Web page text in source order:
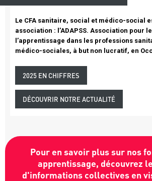
Le CFA sanitaire, social et médico-social
association : l’ADAPSS. Association pour
l’apprentissage dans les professions
médico-sociales, à but non lucratif, en
2025 EN CHIFFRES
DÉCOUVRIR NOTRE ACTUALITÉ
Bandeau
Pour en savoir plus sur nos
apprentissage, découvrez
d'informations collectives en